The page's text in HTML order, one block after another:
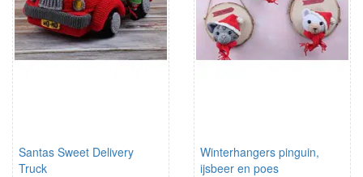
Santas Sweet Delivery
Truck
Winterhangers pinguin,
ijsbeer en poes